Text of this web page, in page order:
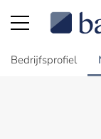
Bedrijfsprofiel